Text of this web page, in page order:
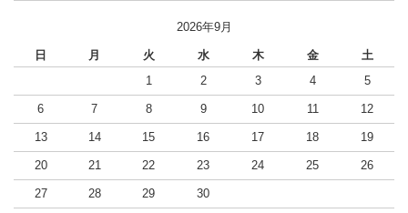
2026年9月
日 月 火 水 木 金
土
1
2 3 4 5
6 7 8 9 10 11 12
13 14 15 16 17 18 19
20 21 22 23 24 25 26
27 28 29 30